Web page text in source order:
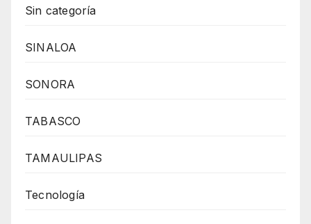
Sin categoría
SINALOA
SONORA
TABASCO
TAMAULIPAS
Tecnología